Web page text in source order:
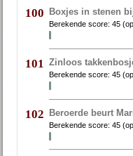
100 Boxjes in stenen
Berekende score:45
101 Zinloos
Berekende score:45
102 Beroerde beurt
Berekende score:45